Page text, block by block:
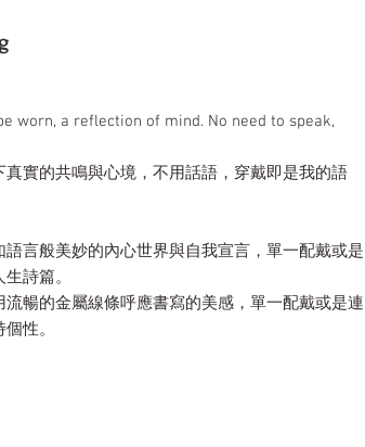
worn, a reflection of mind. No need to speak,
實的共鳴與心境，不用話語，穿戴即是我的語
言般美妙的內心世界與自我宣言，單一配戴或是
詩篇。
暢的金屬線條呼應書寫的美感，單一配戴或是連
性。